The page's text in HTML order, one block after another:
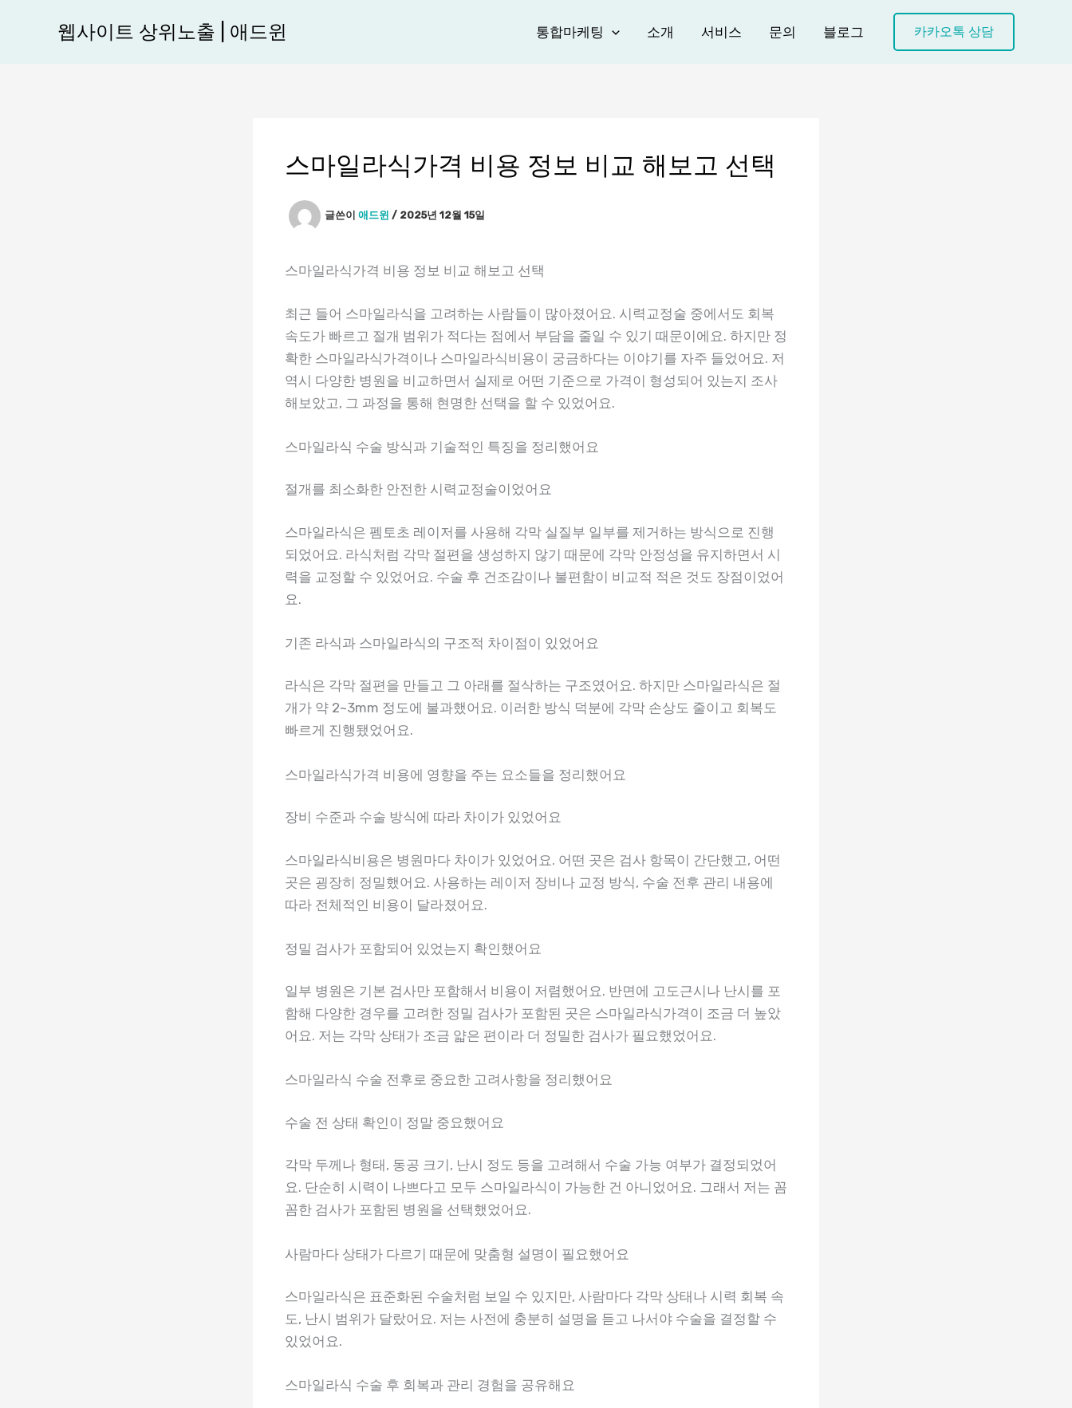
웹사이트 상위노출 | 애드윈 통합마케팅 소개 서비스 문의 블로그 카카오톡 상담
스마일라식가격 비용 정보 비교 해보고 선택
글쓴이 애드윈 / 2025년 12월 15일
스마일라식가격 비용 정보 비교 해보고 선택
최근 들어 스마일라식을 고려하는 사람들이 많아졌어요. 시력교정술 중에서도 회복
속도가 빠르고 절개 범위가 적다는 점에서 부담을 줄일 수 있기 때문이에요. 하지만 정
확한 스마일라식가격이나 스마일라식비용이 궁금하다는 이야기를 자주 들었어요. 저
역시 다양한 병원을 비교하면서 실제로 어떤 기준으로 가격이 형성되어 있는지 조사
해보았고, 그 과정을 통해 현명한 선택을 할 수 있었어요.
스마일라식 수술 방식과 기술적인 특징을 정리했어요
절개를 최소화한 안전한 시력교정술이었어요
스마일라식은 펨토초 레이저를 사용해 각막 실질부 일부를 제거하는 방식으로 진행
되었어요. 라식처럼 각막 절편을 생성하지 않기 때문에 각막 안정성을 유지하면서 시
력을 교정할 수 있었어요. 수술 후 건조감이나 불편함이 비교적 적은 것도 장점이었어
요.
기존 라식과 스마일라식의 구조적 차이점이 있었어요
라식은 각막 절편을 만들고 그 아래를 절삭하는 구조였어요. 하지만 스마일라식은 절
개가 약 2~3mm 정도에 불과했어요. 이러한 방식 덕분에 각막 손상도 줄이고 회복도
빠르게 진행됐었어요.
스마일라식가격 비용에 영향을 주는 요소들을 정리했어요
장비 수준과 수술 방식에 따라 차이가 있었어요
스마일라식비용은 병원마다 차이가 있었어요. 어떤 곳은 검사 항목이 간단했고, 어떤
곳은 굉장히 정밀했어요. 사용하는 레이저 장비나 교정 방식, 수술 전후 관리 내용에
따라 전체적인 비용이 달라졌어요.
정밀 검사가 포함되어 있었는지 확인했어요
일부 병원은 기본 검사만 포함해서 비용이 저렴했어요. 반면에 고도근시나 난시를 포
함해 다양한 경우를 고려한 정밀 검사가 포함된 곳은 스마일라식가격이 조금 더 높았
어요. 저는 각막 상태가 조금 얇은 편이라 더 정밀한 검사가 필요했었어요.
스마일라식 수술 전후로 중요한 고려사항을 정리했어요
수술 전 상태 확인이 정말 중요했어요
각막 두께나 형태, 동공 크기, 난시 정도 등을 고려해서 수술 가능 여부가 결정되었어
요. 단순히 시력이 나쁘다고 모두 스마일라식이 가능한 건 아니었어요. 그래서 저는 꼼
꼼한 검사가 포함된 병원을 선택했었어요.
사람마다 상태가 다르기 때문에 맞춤형 설명이 필요했어요
스마일라식은 표준화된 수술처럼 보일 수 있지만, 사람마다 각막 상태나 시력 회복 속
도, 난시 범위가 달랐어요. 저는 사전에 충분히 설명을 듣고 나서야 수술을 결정할 수
있었어요.
스마일라식 수술 후 회복과 관리 경험을 공유해요